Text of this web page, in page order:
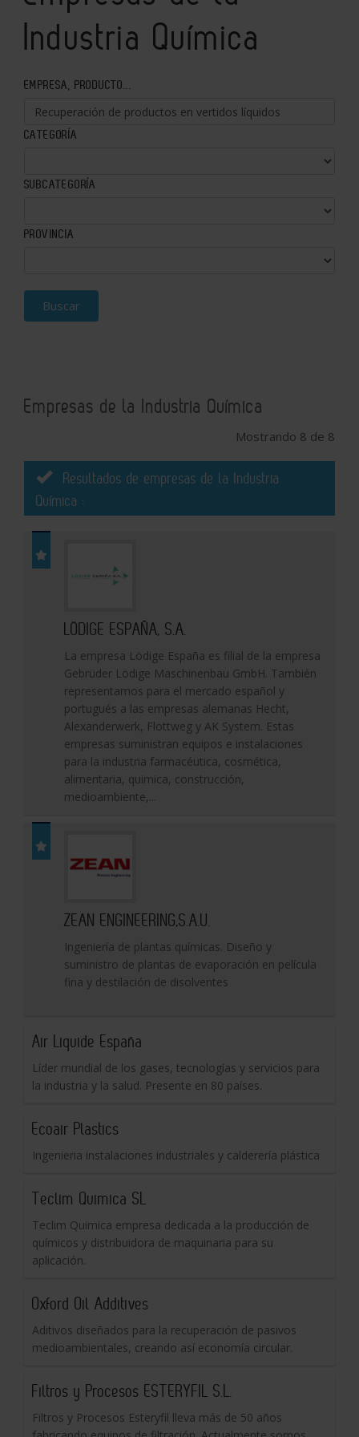
Industria Química
EMPRESA, PRODUCTO...
CATEGORÍA
SUBCATEGORÍA
PROVINCIA
Buscar
Empresas de la Industria Química
Mostrando 8 de 8
Resultados de empresas de la Industria
Química :
LÖDIGE ESPAÑA, S.A.
La empresa Lödige España es filial de la empresa
Gebrüder Lödige Maschinenbau GmbH. También
representamos para el mercado español y
portugués a las empresas alemanas Hecht,
Alexanderwerk, Flottweg y AK System. Estas
empresas suministran equipos e instalaciones
para la industria farmacéutica, cosmética,
alimentaria, quimica, construcción,
medioambiente,...
ZEAN ENGINEERING,S.A.U.
Ingeniería de plantas químicas. Diseño y
suministro de plantas de evaporación en película
fina y destilación de disolventes
Air Liquide España
Líder mundial de los gases, tecnologías y servicios para
la industria y la salud. Presente en 80 países.
Ecoair Plastics
Ingenieria instalaciones industriales y calderería plástica
Teclim Quimica SL
Teclim Quimica empresa dedicada a la producción de
químicos y distribuidora de maquinaria para su
aplicación.
Oxford Oil Additives
Aditivos diseñados para la recuperación de pasivos
medioambientales, creando así economía circular.
Filtros y Procesos ESTERYFIL S.L.
Filtros y Procesos Esteryfil lleva más de 50 años